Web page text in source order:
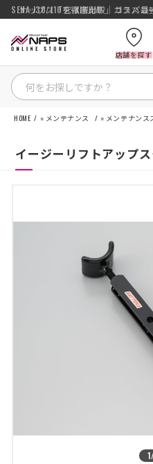
ナップス「究-KIWAMI-」ガラス
SENA J30/J10を徹底比較｜コスパ
店舗を探す
ナップスメンバーズ
店
プライバシーポリシー
カスタマーハラスメントに対する方
HOME » メンテナンス » メンテナンス
イージーリフトアップ
1